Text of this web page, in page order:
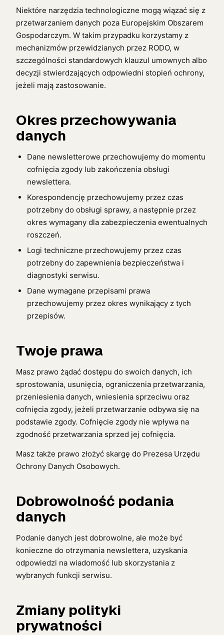
Niektóre narzędzia technologiczne mogą wiązać się z
przetwarzaniem danych poza Europejskim Obszarem
Gospodarczym. W takim przypadku korzystamy z
mechanizmów przewidzianych przez RODO, w
szczególności standardowych klauzul umownych albo
decyzji stwierdzających odpowiedni stopień ochrony,
jeżeli mają zastosowanie.
Okres przechowywania
danych
Dane newsletterowe przechowujemy do momentu
cofnięcia zgody lub zakończenia obsługi
newslettera.
Korespondencję przechowujemy przez czas
potrzebny do obsługi sprawy, a następnie przez
okres wymagany dla zabezpieczenia ewentualnych
roszczeń.
Logi techniczne przechowujemy przez czas
potrzebny do zapewnienia bezpieczeństwa i
diagnostyki serwisu.
Dane wymagane przepisami prawa
przechowujemy przez okres wynikający z tych
przepisów.
Twoje prawa
Masz prawo żądać dostępu do swoich danych, ich
sprostowania, usunięcia, ograniczenia przetwarzania,
przeniesienia danych, wniesienia sprzeciwu oraz
cofnięcia zgody, jeżeli przetwarzanie odbywa się na
podstawie zgody. Cofnięcie zgody nie wpływa na
zgodność przetwarzania sprzed jej cofnięcia.
Masz także prawo złożyć skargę do Prezesa Urzędu
Ochrony Danych Osobowych.
Dobrowolność podania
danych
Podanie danych jest dobrowolne, ale może być
konieczne do otrzymania newslettera, uzyskania
odpowiedzi na wiadomość lub skorzystania z
wybranych funkcji serwisu.
Zmiany polityki
prywatności